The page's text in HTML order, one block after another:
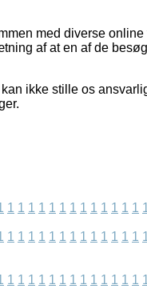
med diverse online
af at en af de
ikke stille os
1 1 1 1 1 1 1 1 1 1 1 1 1
1 1 1 1 1 1 1 1 1 1 1 1 1
1 1 1 1 1 1 1 1 1 1 1 1 1